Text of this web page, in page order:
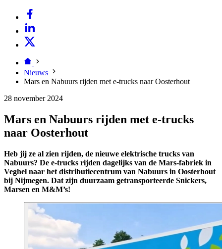
Nieuws
Mars en Nabuurs rijden met e-trucks naar Oosterhout
28 november 2024
Mars en Nabuurs rijden met e-trucks
naar Oosterhout
Heb jij ze al zien rijden, de nieuwe elektrische trucks van
Nabuurs? De e-trucks rijden dagelijks van de Mars-fabriek in
Veghel naar het distributiecentrum van Nabuurs in Oosterhout
bij Nijmegen. Dat zijn duurzaam getransporteerde Snickers,
Marsen en M&M’s!